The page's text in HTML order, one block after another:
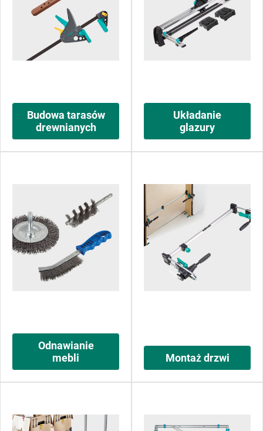
Budowa tarasów
drewnianych
Układanie
glazury
Odnawianie
mebli
Montaż drzwi